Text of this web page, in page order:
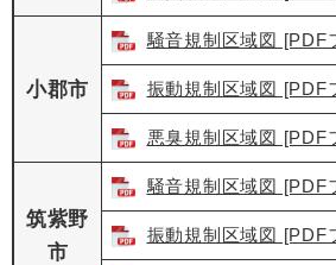
小郡市
騒音規制区域図 [PDF
振動規制区域図 [PDF
悪臭規制区域図 [PDF
筑紫野
市
騒音規制区域図 [PDF
振動規制区域図 [PDF